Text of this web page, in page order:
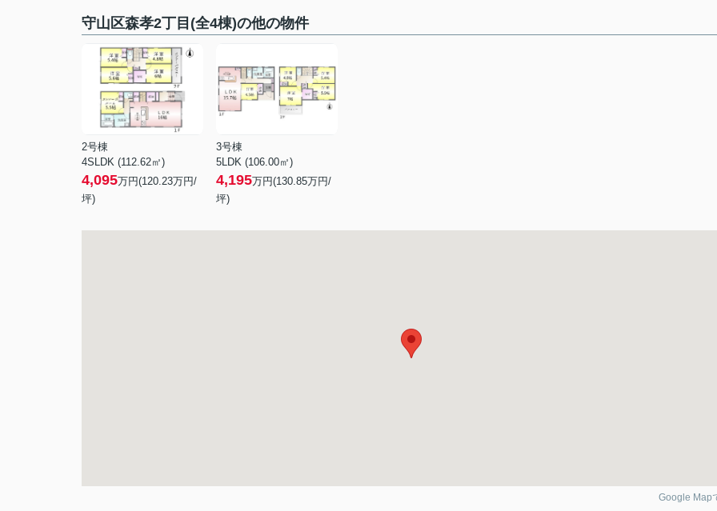
守山区森孝2丁目(全4棟)の他の物件
2号棟
4SLDK (112.62㎡)
4,095万円(120.23万円/
坪)
3号棟
5LDK (106.00㎡)
4,195万円(130.85万円/
坪)
Google Map